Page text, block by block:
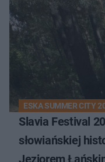
ESKA SUMMER CITY
Slavia Festival
słowiańskiej
Jeziorem